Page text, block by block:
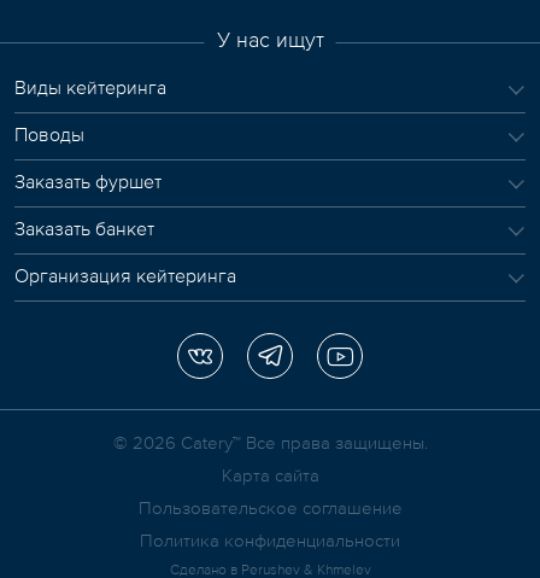
У нас ищут
Виды кейтеринга
Поводы
Заказать фуршет
Заказать банкет
Организация кейтеринга
© 2026 Сatery™ Все права защищены.
Карта сайта
Пользовательское соглашение
Политика конфиденциальности
Сделано в Perushev & Khmelev